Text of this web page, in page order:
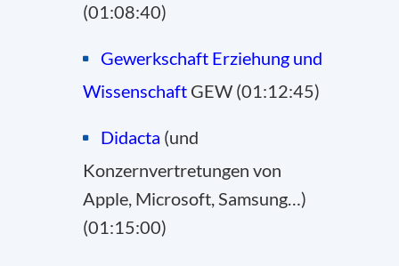
(01:08:40)
Gewerkschaft Erziehung und
Wissenschaft GEW (01:12:45)
Didacta (und
Konzernvertretungen von
Apple, Microsoft, Samsung…)
(01:15:00)